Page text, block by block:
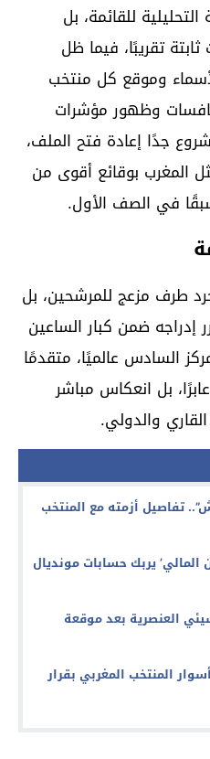
للقائمة، بل
تقريبًا، فيما ظل
وموقع كل منتخب
وظهور مؤشرات
جدًا إعادة فتح الملف،
المغرب بوقائع أقوى من
في الصف الأول.
طرف مزعج للمرشحين، بل
إدراجه ضمن كبار الساعين
السادس عالميًا، متقدمًا
بل انعكاس مباشر
والدولي.
تفاصيل أزمته مع المنتخب
المالي’ يربك حسابات مونديال
العنصرية بعد موقعة
المنتخب المغربي بقرار